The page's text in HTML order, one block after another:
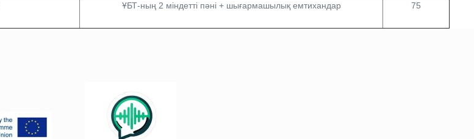
ҰБТ-ның 2 міндетті пәні + шығармашылық емтихандар 75